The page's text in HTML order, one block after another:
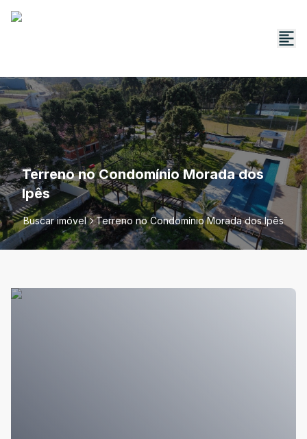
Terreno no Condomínio Morada dos
Ipês
Buscar imóvel Terreno no Condomínio Morada dos Ipês